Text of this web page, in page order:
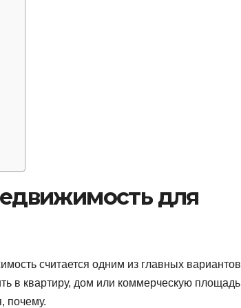
для
считается одним из главных вариантов
в квартиру, дом или коммерческую площадь
почему.